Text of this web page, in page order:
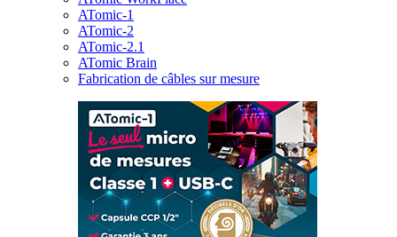
ATomic-1
ATomic-2
ATomic-2.1
ATomic Brain
Fabrication de câbles sur mesure